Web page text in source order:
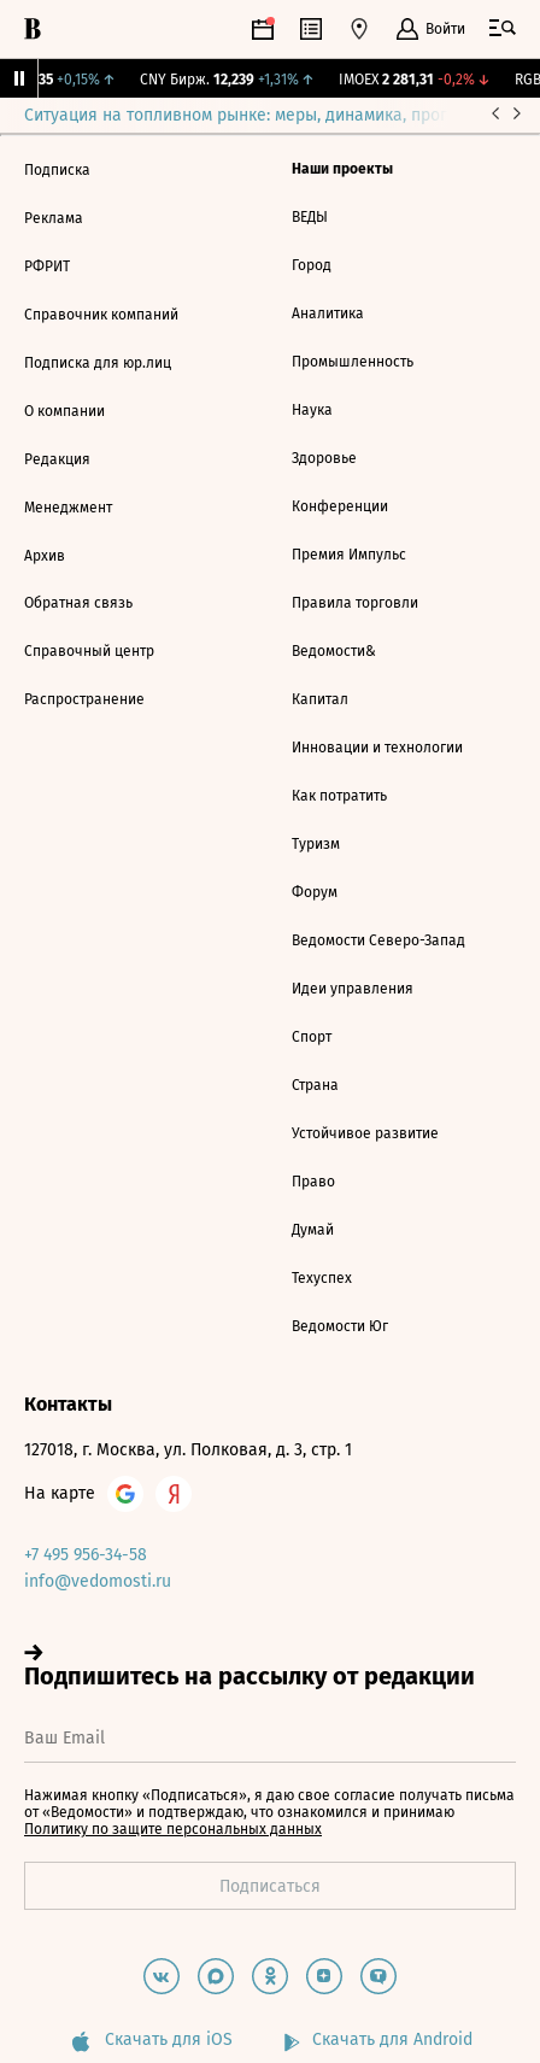
Войти
115,35 +0,15%↑ CNY Бирж. 12,239 +1,31%↑ IMOEX 2 281,31 -0,2%↓
Ситуация на топливном рынке: меры, динамика, прогнозы
Подписка
Реклама
РФРИТ
Справочник компаний
Подписка для юр.лиц
О компании
Редакция
Менеджмент
Архив
Обратная связь
Справочный центр
Распространение
Наши проекты
ВЕДЫ
Город
Аналитика
Промышленность
Наука
Здоровье
Конференции
Премия Импульс
Правила торговли
Ведомости&
Капитал
Инновации и технологии
Как потратить
Туризм
Форум
Ведомости Северо-Запад
Идеи управления
Спорт
Страна
Устойчивое развитие
Право
Думай
Техуспех
Ведомости Юг
Контакты
127018, г. Москва, ул. Полковая, д. 3, стр. 1
На карте
+7 495 956-34-58
info@vedomosti.ru
Нажимая кнопку «Подписаться», я даю свое согласие получать письма
от «Ведомости» и подтверждаю, что ознакомился и принимаю
Политику по защите персональных данных
Скачать для iOS Скачать для Android